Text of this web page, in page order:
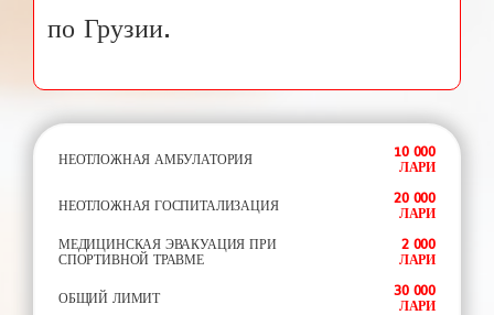
по Грузии.
НЕОТЛОЖНАЯ АМБУЛАТОРИЯ
10 000
ЛАРИ
НЕОТЛОЖНАЯ ГОСПИТАЛИЗАЦИЯ
20 000
ЛАРИ
МЕДИЦИНСКАЯ ЭВАКУАЦИЯ ПРИ
СПОРТИВНОЙ ТРАВМЕ
2 000
ЛАРИ
ОБЩИЙ ЛИМИТ
30 000
ЛАРИ